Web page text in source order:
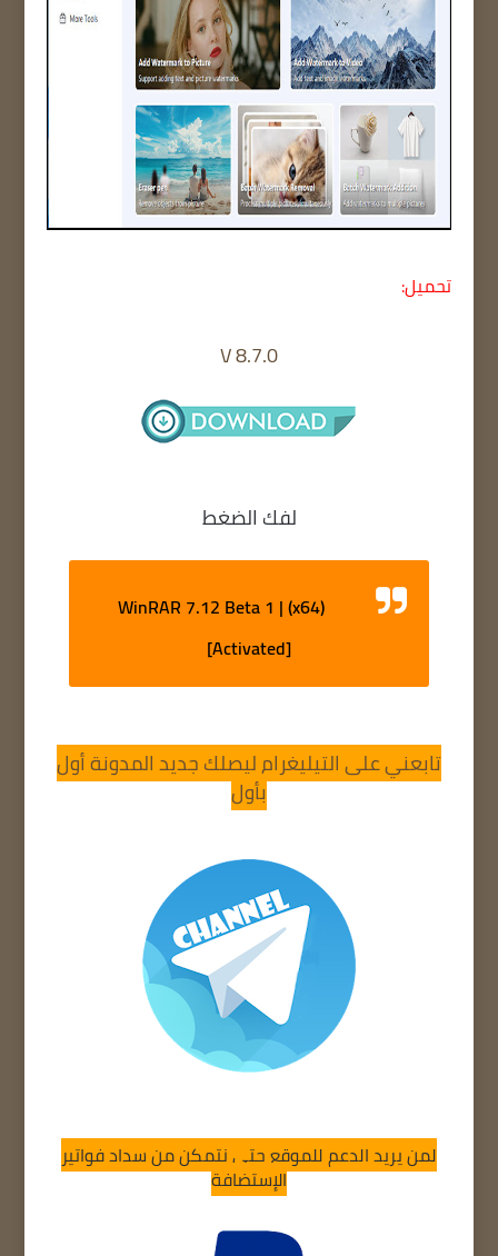
تحميل:
V 8.7.0
لفك الضغط
WinRAR 7.12 Beta 1 | (x64)
[Activated]
تابعني على التيليغرام ليصلك جديد المدونة أول
بأول
لمن يريد الدعم للموقع حتى نتمكن من سداد فواتير
الإستضافة